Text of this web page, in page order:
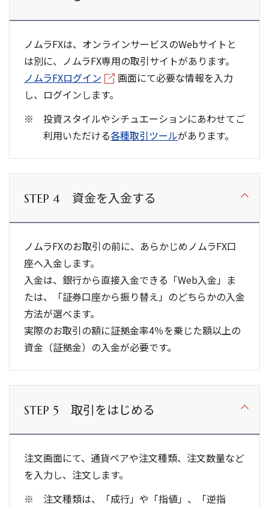
ノムラFXは、オンラインサービスのWebサイトと
は別に、ノムラFX専用の取引サイトがあります。
ノムラFXログイン
画面にて必要な情報を入力
し、ログインします。
投資スタイルやシチュエーションにあわせてご
利用いただける各種取引ツールがあります。
STEP 4 資金を入金する
ノムラFXのお取引の前に、あらかじめノムラFX口
座へ入金します。
入金は、銀行から直接入金できる「Web入金」ま
たは、「証券口座から振り替え」のどちらかの入金
方法が選べます。
実際のお取引の額に証拠金率4％を乗じた額以上の
資金（証拠金）の入金が必要です。
STEP 5 取引をはじめる
注文画面にて、通貨ペアや注文種類、注文数量など
を入力し、注文します。
注文種類は、「成行」や「指値」、「逆指